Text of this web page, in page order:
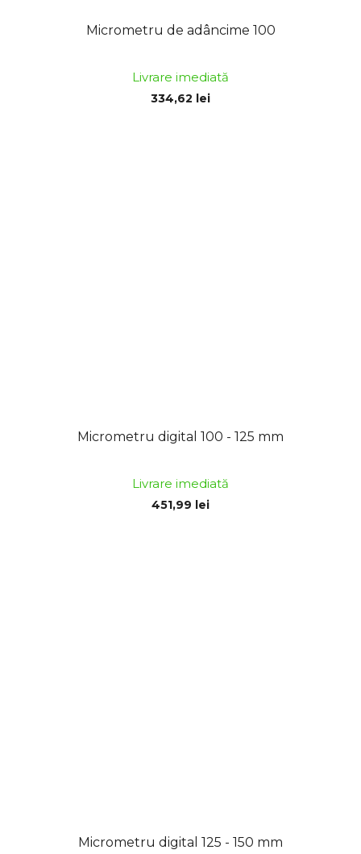
Micrometru de adâncime 100
Livrare imediată
334,62 lei
Micrometru digital 100 - 125 mm
Livrare imediată
451,99 lei
Micrometru digital 125 - 150 mm